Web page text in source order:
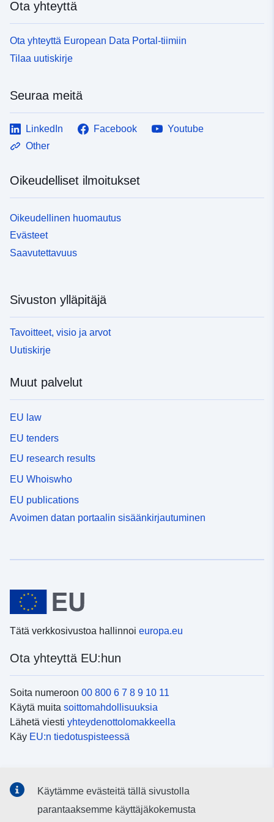
Ota yhteyttä
Ota yhteyttä European Data Portal-tiimiin
Tilaa uutiskirje
Seuraa meitä
LinkedIn Facebook
Youtube
Other
Oikeudelliset ilmoitukset
Oikeudellinen huomautus
Evästeet
Saavutettavuus
Sivuston ylläpitäjä
Tavoitteet, visio ja arvot
Uutiskirje
Muut palvelut
EU law
EU tenders
EU research results
EU Whoiswho
EU publications
Avoimen datan portaalin sisäänkirjautuminen
Tätä verkkosivustoa hallinnoi europa.eu
Ota yhteyttä EU:hun
Soita numeroon 00 800 6 7 8 9 10 11
Käytä muita soittomahdollisuuksia
Lähetä viesti yhteydenottolomakkeella
Käy EU:n tiedotuspisteessä
sosiaalisessa mediassa
Käytämme evästeitä tällä sivustolla
parantaaksemme käyttäjäkokemusta